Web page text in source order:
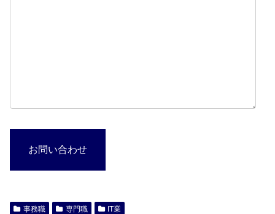
お問い合わせ
事務職 専門職 IT業